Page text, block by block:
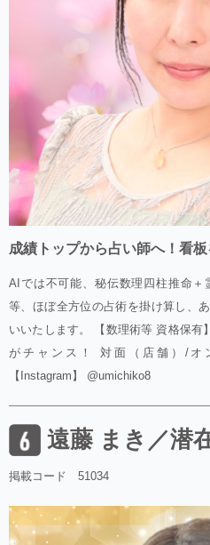
成績トップから占い師へ！看
AIでは不可能、秘伝数理四柱推命
等、ほぼ全方位の占術を掛け算し、
いいたします。 【数理術等 資格保有
がチャンス！ 対面（店舗）/オ
【Instagram】 @umichiko8
遠藤 まき／潜
掲載コード 51034